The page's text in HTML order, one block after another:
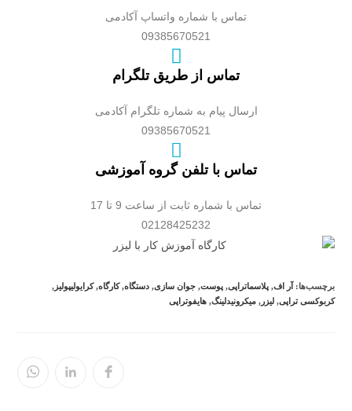
تماس با شماره واتساپ آکادمی
09385670521
تماس از طریق تلگرام
ارسال پیام به شماره تلگرام آکادمی
09385670521
تماس با تلفن گروه آموزشی
تماس با شماره ثابت از ساعت 9 تا 17
02128425232
برچسب‌ها: آر اف, پلاسماتراپی, پوست, جوان سازی, دستگاه, کارگاه, کرایولیپولیز ,
کربوکسی تراپی, لیزر , میکرونیدلینگ, هایفوتراپی
در
در
در